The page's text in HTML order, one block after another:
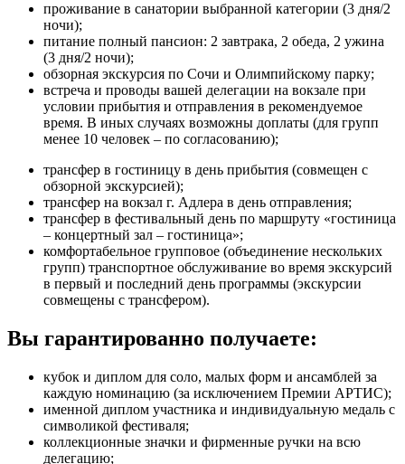
проживание в санатории выбранной категории (3 дня/2
ночи);
питание полный пансион: 2 завтрака, 2 обеда, 2 ужина
(3 дня/2 ночи);
обзорная экскурсия по Сочи и Олимпийскому парку;
встреча и проводы вашей делегации на вокзале при
условии прибытия и отправления в рекомендуемое
время. В иных случаях возможны доплаты (для групп
менее 10 человек – по согласованию);
трансфер в гостиницу в день прибытия (совмещен с
обзорной экскурсией);
трансфер на вокзал г. Адлера в день отправления;
трансфер в фестивальный день по маршруту «гостиница
– концертный зал – гостиница»;
комфортабельное групповое (объединение нескольких
групп) транспортное обслуживание во время экскурсий
в первый и последний день программы (экскурсии
совмещены с трансфером).
Вы гарантированно получаете:
кубок и диплом для соло, малых форм и ансамблей за
каждую номинацию (за исключением Премии АРТИС);
именной диплом участника и индивидуальную медаль с
символикой фестиваля;
коллекционные значки и фирменные ручки на всю
делегацию;